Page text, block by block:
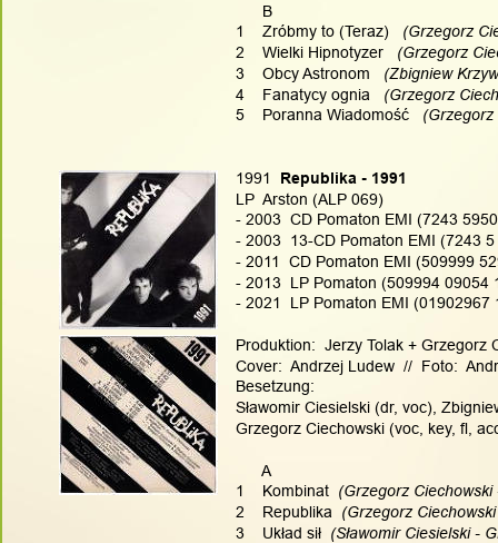
      B
1    Zróbmy to (Teraz)
(Grzegorz
2    Wielki Hipnotyzer
(Grzegorz
3    Obcy Astronom
(Zbigniew
4    Fanatycy ognia
(Grzegorz
5    Poranna Wiadomość
1991
  Republika - 1991
LP  Arston (ALP 069)
- 2003  CD Pomaton EMI (7243
- 2003  13-CD Pomaton EMI (7243
- 2011  CD Pomaton EMI (509999
- 2013  LP Pomaton (509994 09054
- 2021  LP Pomaton EMI (01902967
Produktion:  Jerzy Tolak + Grzegorz
Cover:  Andrzej Ludew  //  Foto:
Besetzung:
Sławomir Ciesielski (dr, voc),
Grzegorz Ciechowski (voc, key, fl,
      A
1    Kombinat
(Grzegorz Ciechowski
2    Republika
(Grzegorz
3    Układ sił
(Sławomir Ciesielski -